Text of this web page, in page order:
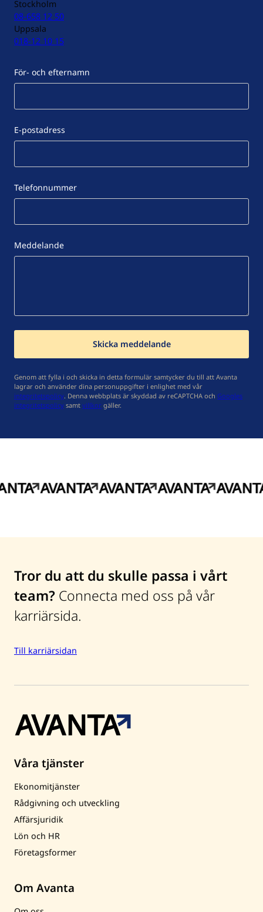
Stockholm
08-658 12 50
Uppsala
018-12 10 15
För- och efternamn
E-postadress
Telefonnummer
Meddelande
Genom att fylla i och skicka in detta formulär samtycker du till att Avanta
lagrar och använder dina personuppgifter i enlighet med vår
integritetspolicy. Denna webbplats är skyddad av reCAPTCHA och Googles
integritetspolicy samt villkor gäller.
Tror du att du skulle passa i vårt
team? Connecta med oss på vår
karriärsida.
Till karriärsidan
Våra tjänster
Ekonomitjänster
Rådgivning och utveckling
Affärsjuridik
Lön och HR
Företagsformer
Om Avanta